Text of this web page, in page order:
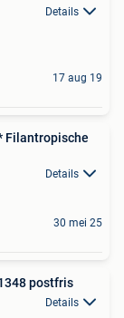
Details
17 aug 19
Filantropische
Details
30 mei 25
postfris
Details